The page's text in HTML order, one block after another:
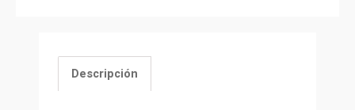
Descripción